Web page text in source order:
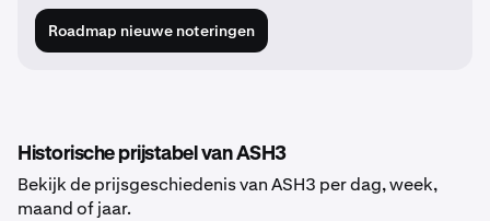
Roadmap nieuwe noteringen
Historische prijstabel van ASH3
Bekijk de prijsgeschiedenis van ASH3 per dag, week,
maand of jaar.